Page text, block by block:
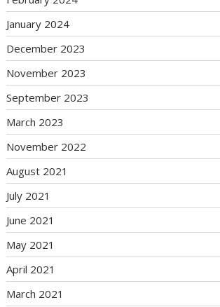
January 2024
December 2023
November 2023
September 2023
March 2023
November 2022
August 2021
July 2021
June 2021
May 2021
April 2021
March 2021